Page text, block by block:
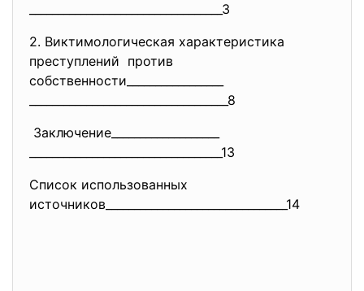
____3
2. Виктимологическая характеристика
преступлений против
собственности_________________
_____8
Заключение___________________
____13
Список использованных
источников____________________
____________14